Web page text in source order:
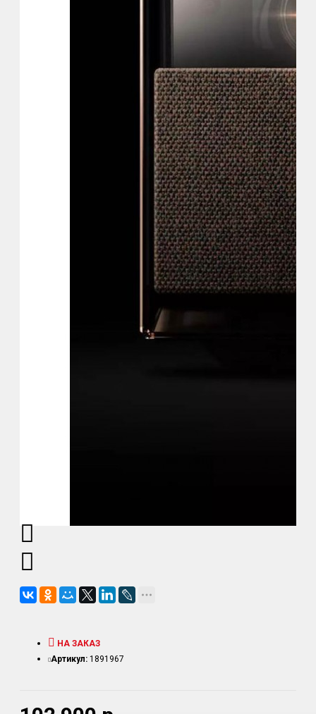
НА ЗАКАЗ
Артикул: 1891967